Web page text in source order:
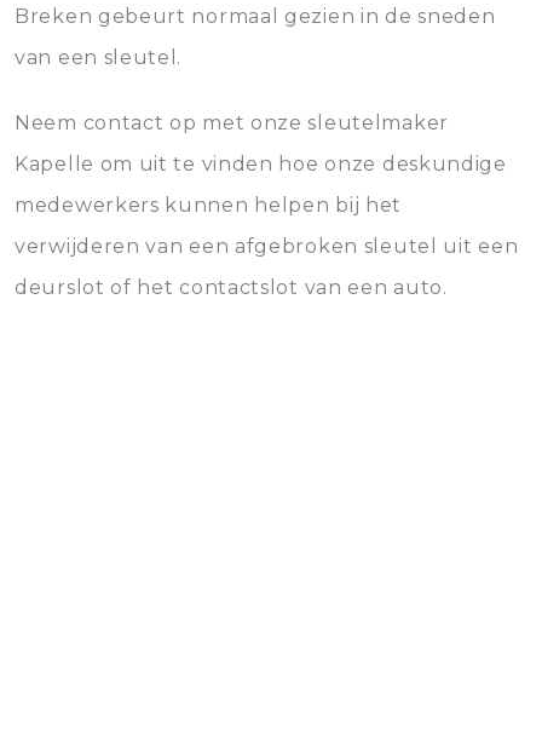
Breken gebeurt normaal gezien in de sneden
van een sleutel.
Neem contact op met onze sleutelmaker
Kapelle om uit te vinden hoe onze deskundige
medewerkers kunnen helpen bij het
verwijderen van een afgebroken sleutel uit een
deurslot of het contactslot van een auto.